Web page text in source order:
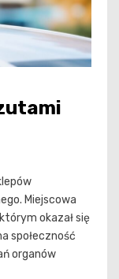
Miejscowa
okazał się
społeczność
organów